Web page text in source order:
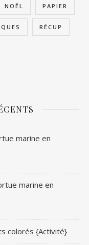
NOËL PAPIER
RÉCUP
marine en
marine en
colorés {Activité}